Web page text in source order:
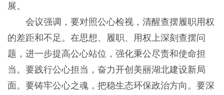
展。
会议强调，要对照公心检视，清醒查摆履职用权
的差距和不足。在思想、履职、用权上深刻查摆问
题，进一步提高公心站位，强化秉公尽责和使命担
当。要践行公心担当，奋力开创美丽湖北建设新局
面。要铸牢公心之魂，把稳生态环保政治方向。要深